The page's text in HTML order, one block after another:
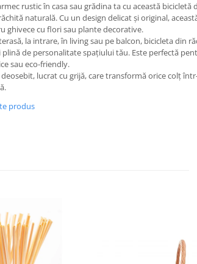
rustic în casa sau grădina ta cu această bicicletă
naturală. Cu un design delicat și original,
ghivece cu flori sau plante decorative.
la intrare, în living sau pe balcon, bicicleta din
plină de personalitate spațiului tău. Este perfectă
sau eco-friendly.
lucrat cu grijă, care transformă orice colț
produs